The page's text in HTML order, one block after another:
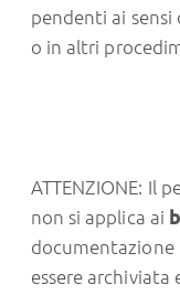
pendenti ai sensi
o in altri
ATTENZIONE: Il
non si applica ai
documentazione
essere archiviata